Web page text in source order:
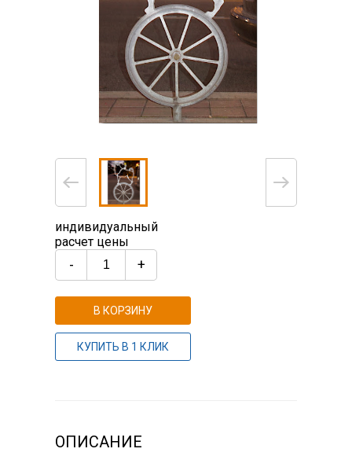
индивидуальный
расчет цены
- +
В КОРЗИНУ
КУПИТЬ В 1 КЛИК
ОПИСАНИЕ